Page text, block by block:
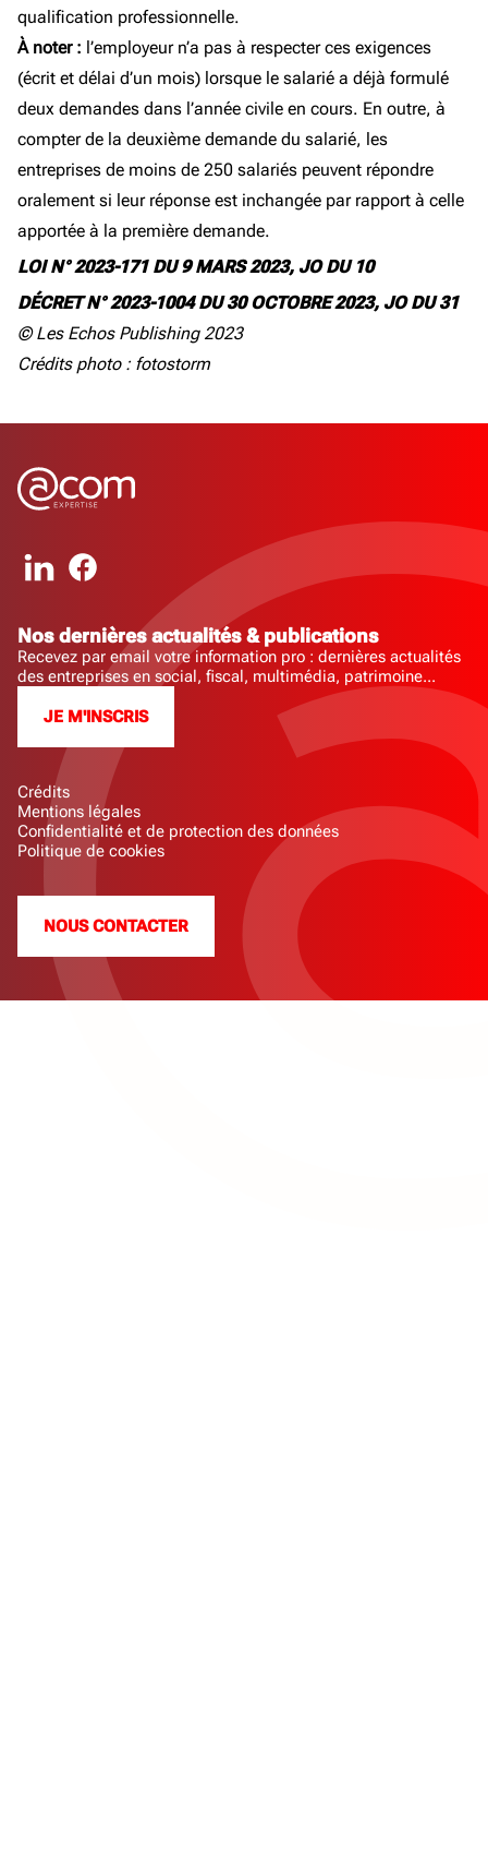
qualification professionnelle.
À noter : l’employeur n’a pas à respecter ces exigences
(écrit et délai d’un mois) lorsque le salarié a déjà formulé
deux demandes dans l’année civile en cours. En outre, à
compter de la deuxième demande du salarié, les
entreprises de moins de 250 salariés peuvent répondre
oralement si leur réponse est inchangée par rapport à celle
apportée à la première demande.
LOI N° 2023-171 DU 9 MARS 2023, JO DU 10
DÉCRET N° 2023-1004 DU 30 OCTOBRE 2023, JO DU 31
© Les Echos Publishing 2023
Crédits photo : fotostorm
Crédits
Mentions légales
Confidentialité et de protection des données
Politique de cookies
NOUS CONTACTER
Nos dernières actualités & publications
Recevez par email votre information pro : dernières actualités
des entreprises en social, fiscal, multimédia, patrimoine...
JE M'INSCRIS